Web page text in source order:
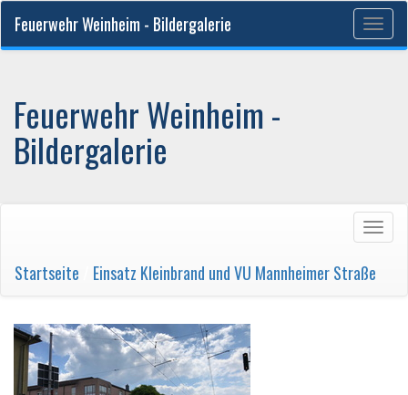
Feuerwehr Weinheim - Bildergalerie
Feuerwehr Weinheim -
Bildergalerie
Startseite Einsatz Kleinbrand und VU Mannheimer Straße